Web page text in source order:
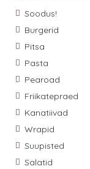
Soodus!
Burgerid
Pitsa
Pasta
Pearoad
Friikatepraed
Kanatiivad
Wrapid
Suupisted
Salatid